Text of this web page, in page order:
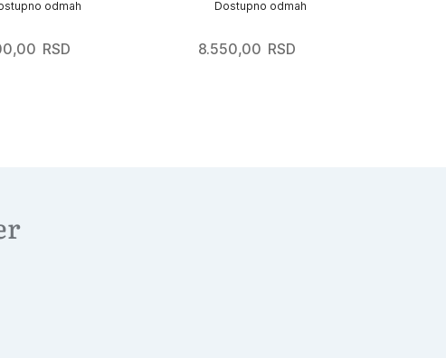
odmah
RSD
Dostupno odmah
8.550,00 RSD